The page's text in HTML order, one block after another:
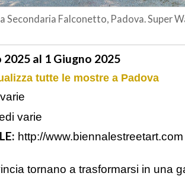
Secondaria Falconetto, Padova. Super
al 1 Giugno 2025
tutte le mostre a Padova
varie
http://www.biennalestreetart.com
tornano a trasformarsi in una